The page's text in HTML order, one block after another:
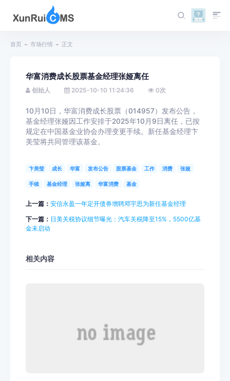
首页 市场行情 正文
华富消费成长股票基金经理张娅离任
创始人 2025-10-10 11:24:36 0次
10月10日，华富消费成长股票（014957）发布公告，
基金经理张娅因工作安排于2025年10月9日离任，已按
规定在中国基金业协会办理变更手续。新任基金经理卞
美莹将共同管理该基金。
卞美莹 成长 华富 发布公告 股票基金 工作 消费 张娅
手续 基金经理 张娅离 华富消费 基金
上一篇： 安信永盈一年定开债券增聘邓宇思为新任基金经理
下一篇： 日美关税协议细节曝光：汽车关税降至15%，5500亿基
金未启动
相关内容